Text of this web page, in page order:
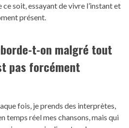
ce soit, essayant de vivre l’instant et
présent.
t-on malgré tout
pas forcément
fois, je prends des interprètes,
temps réel mes chansons, mais qui